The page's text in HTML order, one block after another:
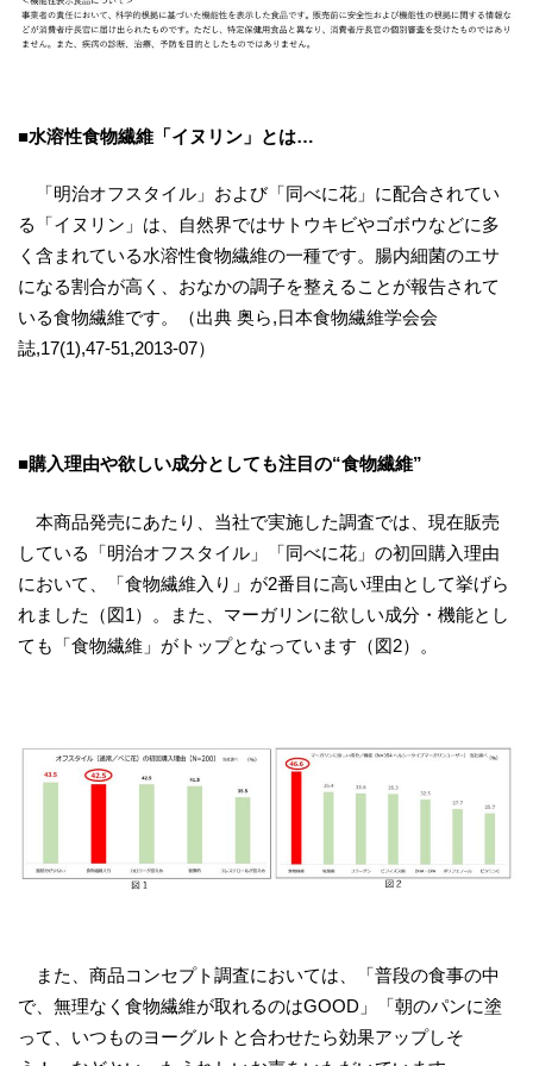
■水溶性食物繊維「イヌリン」とは…
「明治オフスタイル」および「同べに花」に配合されてい
る「イヌリン」は、自然界ではサトウキビやゴボウなどに多
く含まれている水溶性食物繊維の一種です。腸内細菌のエサ
になる割合が高く、おなかの調子を整えることが報告されて
いる食物繊維です。（出典 奥ら,日本食物繊維学会会
誌,17(1),47-51,2013-07）
■購入理由や欲しい成分としても注目の“食物繊維”
本商品発売にあたり、当社で実施した調査では、現在販売
している「明治オフスタイル」「同べに花」の初回購入理由
において、「食物繊維入り」が2番目に高い理由として挙げら
れました（図1）。また、マーガリンに欲しい成分・機能とし
ても「食物繊維」がトップとなっています（図2）。
また、商品コンセプト調査においては、「普段の食事の中
で、無理なく食物繊維が取れるのはGOOD」「朝のパンに塗
って、いつものヨーグルトと合わせたら効果アップしそ